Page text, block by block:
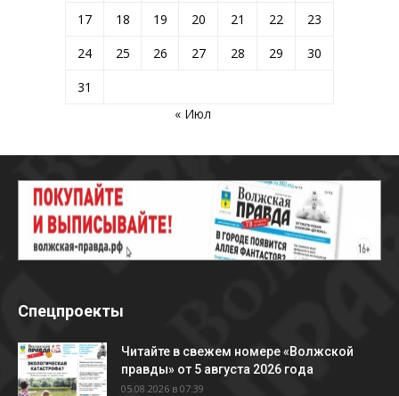
17
18 19 20 21 22
23
24
25 26 27 28 29
30
31
« Июл
Спецпроекты
Читайте в свежем номере «Волжской
правды» от 5 августа 2026 года
05.08.2026 в 07:39